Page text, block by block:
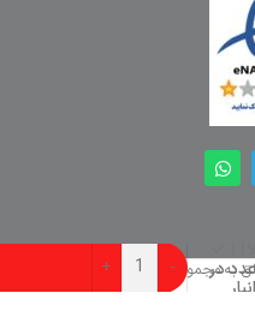
به مجموعه طراحان پرتو است.
عدد در
انبار
-
+